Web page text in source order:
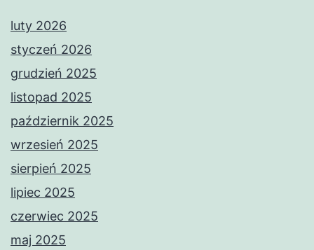
luty 2026
styczeń 2026
grudzień 2025
listopad 2025
październik 2025
wrzesień 2025
sierpień 2025
lipiec 2025
czerwiec 2025
maj 2025